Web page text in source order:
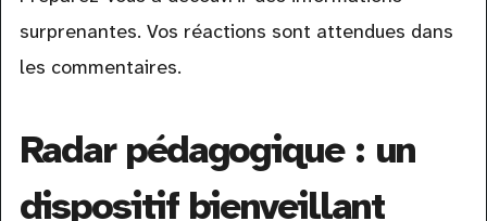
surprenantes. Vos réactions sont attendues dans
les commentaires.
Radar pédagogique : un
dispositif bienveillant